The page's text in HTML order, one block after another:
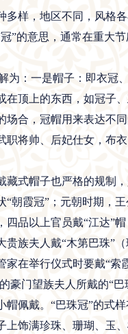
，地区不同，风格各
”的意思，通常在重大
：一是帽子：即衣冠
在顶上的东西，如冠子
场合，冠帽用来表达不
职将帅、后妃仕女，布衣
帽子也严格的规制，
“朝霞冠”；元朝时期，
四品以上官员戴“江达”
贵族夫人戴“木第巴珠”
家在举行仪式时要戴“索
豪门望族夫人所戴的“
帽佩戴。“巴珠冠”的式
上饰满珍珠、珊瑚、玉